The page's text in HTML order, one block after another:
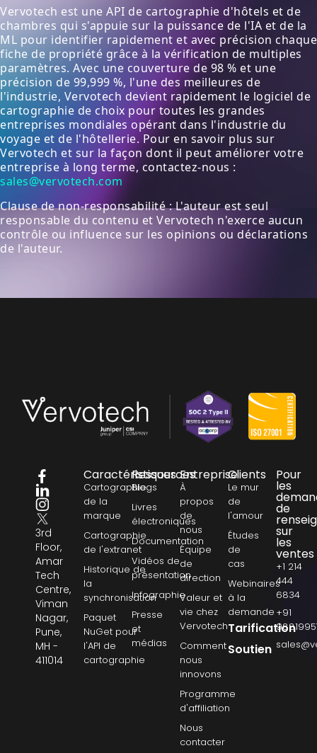
Vervotech est une API de cartographie d'hôtels et de
chambres qui s'appuie sur la puissance de l'IA et de la
ML pour identifier rapidement et avec précision chaque
fiche de propriété grâce à la vérification de multiples
paramètres. Avec une couverture de 98 % et une
précision de 99,999 %, l'une des meilleures de
l'industrie, Vervotech devient rapidement le logiciel de
cartographie de choix pour toutes les grandes
entreprises mondiales opérant dans l'industrie du
voyage et de l'hôtellerie. Pour en savoir plus sur
Vervotech et sur la façon dont il peut améliorer votre
entreprise à long terme, contactez-nous :
sales@vervotech.com
Clause de non-responsabilité : L'auteur est seul
responsable du contenu et Vervotech n'exerce aucun
contrôle ou influence sur les opinions ou déclarations
de l'auteur.
3rd
Floor,
Amar
Tech
Centre,
Viman
Nagar,
Pune,
MH -
411014
Caractéristiques
Cartographie
de la
marque
Cartographie
de l'extranet
Historique de
la
synchronisation
Paquet
NuGet pour
l'API de
cartographie
Ressources
Blogs
Livres
électroniques
Documentation
Vidéos de
présentation
Infographie
Presse
et
médias
Entreprise
À
propos
de
nous
Équipe
de
direction
Valeur et
vie chez
Vervotech
Comment
nous
innovons
Programme
d'affiliation
Nous
contacter
Clients
Le mur
de
l'amour
Études
de
cas
Webinaires
à la
demande
Tarification
Soutien
Pour
les
de
sur
les
ventes
+1 214
444
6834
+91